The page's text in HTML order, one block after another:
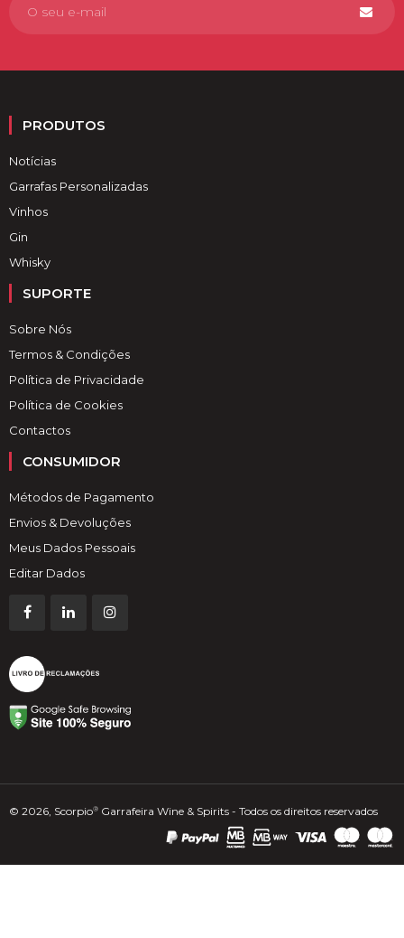
PRODUTOS
Notícias
Garrafas Personalizadas
Vinhos
Gin
Whisky
SUPORTE
Sobre Nós
Termos & Condições
Política de Privacidade
Política de Cookies
Contactos
CONSUMIDOR
Métodos de Pagamento
Envios & Devoluções
Meus Dados Pessoais
Editar Dados
© 2026, Scorpio® Garrafeira Wine & Spirits - Todos os direitos reservados